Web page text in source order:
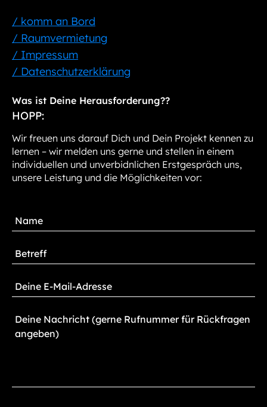
/ komm an Bord
/ Raumvermietung
/ Impressum
/ Datenschutzerklärung
Was ist Deine Herausforderung??
HOPP:
Wir freuen uns darauf Dich und Dein Projekt kennen zu
lernen – wir melden uns gerne und stellen in einem
individuellen und unverbidnlichen Erstgespräch uns,
unsere Leistung und die Möglichkeiten vor: